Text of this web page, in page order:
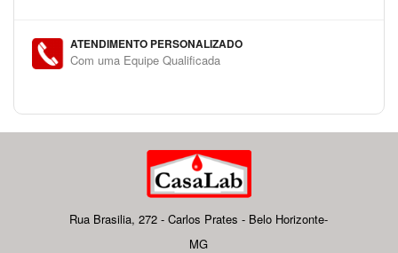
ATENDIMENTO PERSONALIZADO
Com uma Equipe Qualificada
Rua Brasilia, 272 - Carlos Prates - Belo Horizonte-
MG